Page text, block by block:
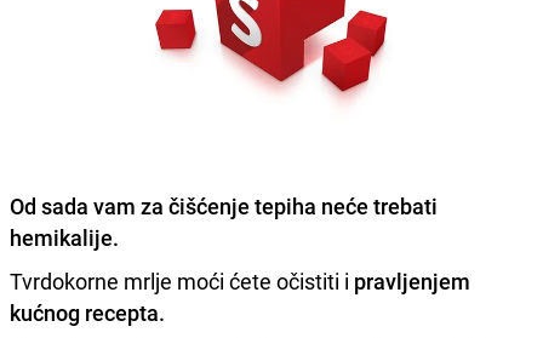
Od sada vam za čišćenje tepiha neće trebati
hemikalije.
Tvrdokorne mrlje moći ćete očistiti i pravljenjem
kućnog recepta.